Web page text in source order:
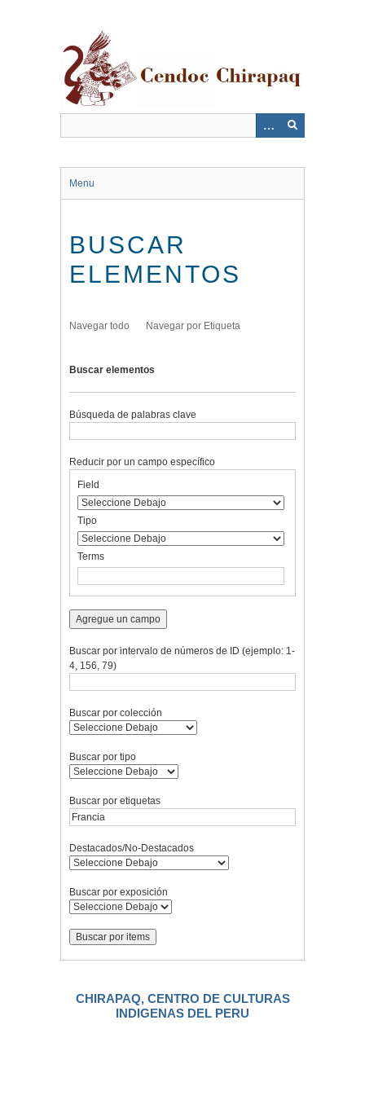
Menu
BUSCAR
ELEMENTOS
Navegar todo Navegar por Etiqueta
Buscar elementos
Búsqueda de palabras clave
rows
"Reducir
por
específico":
1
Reducir por un campo específico
de
búsqueda
de
búsqueda
de
búsqueda
de
Búsqueda
Field
Tipo
Terms
Agregue un campo
Buscar por intervalo de números de ID (ejemplo: 1-
4, 156, 79)
Buscar por colección
Buscar por tipo
Buscar por etiquetas
Destacados/No-Destacados
Buscar por exposición
CHIRAPAQ, CENTRO DE CULTURAS
INDIGENAS DEL PERU